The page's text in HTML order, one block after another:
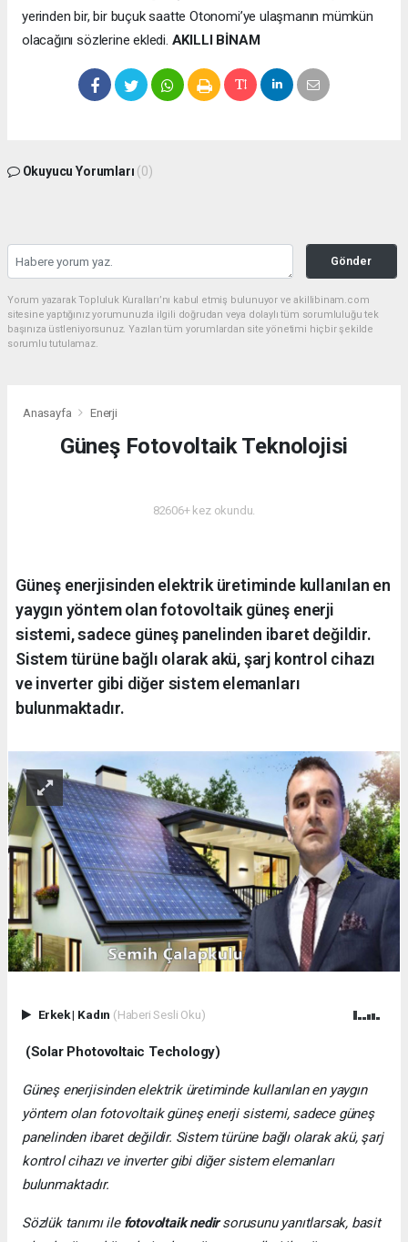
yerinden bir, bir buçuk saatte Otonomi’ye ulaşmanın mümkün
olacağını sözlerine ekledi. AKILLI BİNAM
Okuyucu Yorumları (0)
Gönder
Yorum yazarak Topluluk Kuralları’nı kabul etmiş bulunuyor ve akillibinam.com
sitesine yaptığınız yorumunuzla ilgili doğrudan veya dolaylı tüm sorumluluğu tek
başınıza üstleniyorsunuz. Yazılan tüm yorumlardan site yönetimi hiçbir şekilde
sorumlu tutulamaz.
Anasayfa Enerji
Güneş Fotovoltaik Teknolojisi
82606+ kez okundu.
Güneş enerjisinden elektrik üretiminde kullanılan en
yaygın yöntem olan fotovoltaik güneş enerji
sistemi, sadece güneş panelinden ibaret değildir.
Sistem türüne bağlı olarak akü, şarj kontrol cihazı
ve inverter gibi diğer sistem elemanları
bulunmaktadır.
Erkek| Kadın (Haberi Sesli Oku)
(Solar Photovoltaic Techology)
Güneş enerjisinden elektrik üretiminde kullanılan en yaygın
yöntem olan fotovoltaik güneş enerji sistemi, sadece güneş
panelinden ibaret değildir. Sistem türüne bağlı olarak akü, şarj
kontrol cihazı ve inverter gibi diğer sistem elemanları
bulunmaktadır.
Sözlük tanımı ile fotovoltaik nedirsorusunu yanıtlarsak, basit